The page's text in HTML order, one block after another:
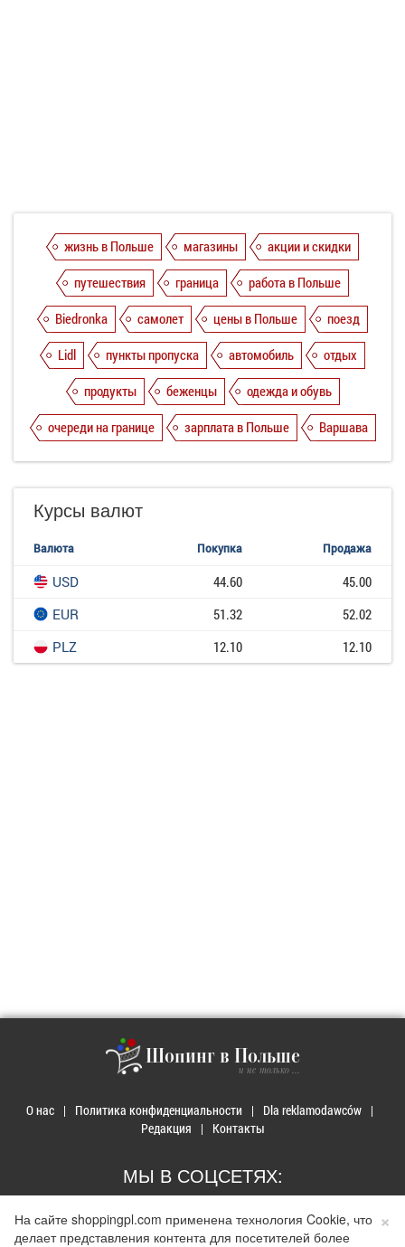
жизнь в Польше магазины
акции и скидки
путешествия
граница
работа в Польше
Biedronka
самолет цены в Польше
поезд
Lidl
пункты пропуска автомобиль
отдых
продукты
беженцы
одежда и обувь
очереди на границе
зарплата в Польше Варшава
Курсы валют
Валюта Покупка Продажа
USD 44.60
45.00
EUR
51.32
52.02
PLZ
12.10 12.10
Шопинг в Польше
и не только ...
О нас Политика конфиденциальности
Dla reklamodawców
Редакция
Контакты
МЫ В СОЦСЕТЯХ:
×
На сайте shoppingpl.com применена технология Cookie, что
делает представления контента для посетителей более